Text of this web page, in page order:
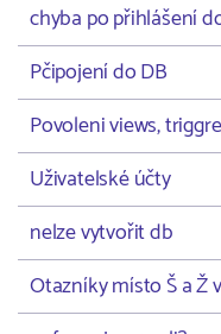
chyba po přihlášení
Pčipojení do DB
Povoleni views,
Uživatelské účty
nelze vytvořit db
Otazníky místo Š a Ž